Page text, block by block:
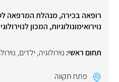
רופאה בכירה, מנהלת המרפאה
נוירואימונולוגיות, המכון
תחום ראשי: נוירולוגיה,ילדים,
פתח תקווה